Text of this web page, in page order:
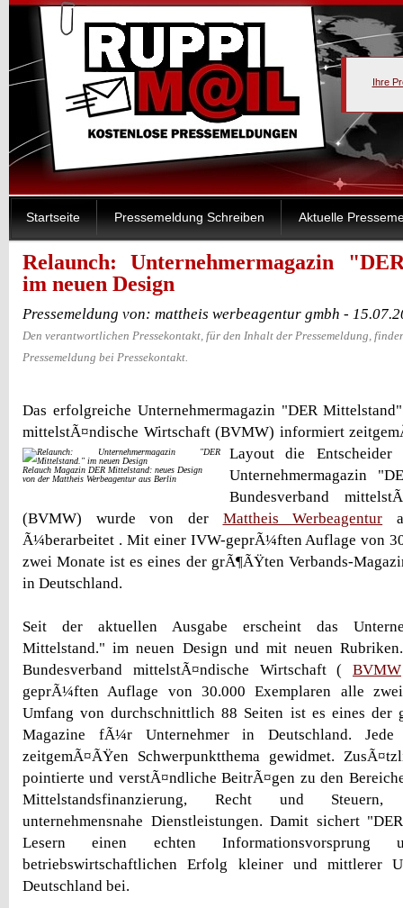
Ihre
Startseite Pressemeldung Schreiben Aktuelle
Relaunch: Unternehmermagazin
im neuen Design
Pressemeldung von: mattheis werbeagentur gmbh -
Den verantwortlichen Pressekontakt, für den Inhalt der Pressemeldung,
Pressemeldung bei Pressekontakt.
Das erfolgreiche Unternehmermagazin "DER
mittelstÃ¤ndische Wirtschaft (BVMW) informiert
Layout die
Relauch Magazin DER Mittelstand: neues Design
von der Mattheis Werbeagentur aus Berlin
Unternehmermagazin
Bundesverband
(BVMW) wurde von der Mattheis Werbeagentur
Ã¼berarbeitet . Mit einer IVW-geprÃ¼ften Auflage von
zwei Monate ist es eines der grÃ¶ÃŸten Verbands-
in Deutschland.
Seit der aktuellen Ausgabe erscheint das
Mittelstand." im neuen Design und mit neuen
Bundesverband mittelstÃ¤ndische Wirtschaft ( BVMW
geprÃ¼ften Auflage von 30.000 Exemplaren alle
Umfang von durchschnittlich 88 Seiten ist es eines der
Magazine fÃ¼r Unternehmer in Deutschland.
zeitgemÃ¤ÃŸen Schwerpunktthema gewidmet.
pointierte und verstÃ¤ndliche BeitrÃ¤gen zu den
Mittelstandsfinanzierung, Recht und
unternehmensnahe Dienstleistungen. Damit sichert
Lesern einen echten
betriebswirtschaftlichen Erfolg kleiner und mittlerer
Deutschland bei.